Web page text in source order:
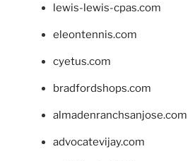
lewis-lewis-cpas.com
eleontennis.com
cyetus.com
bradfordshops.com
almadenranchsanjose.com
advocatevijay.com